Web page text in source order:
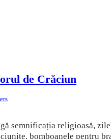
de Crăciun
semnificația religioasă,
bomboanele pentru